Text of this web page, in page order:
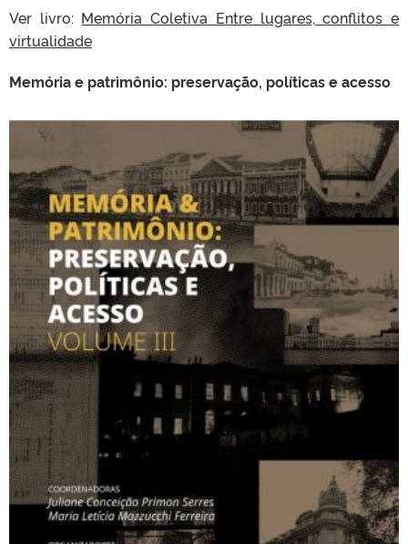
Ver livro: Memória Coletiva Entre lugares, conflitos e
virtualidade
Memória e patrimônio: preservação, políticas e acesso